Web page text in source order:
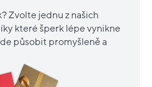
Zvolte jednu z našich
které šperk lépe vynikne
působit promyšleně a